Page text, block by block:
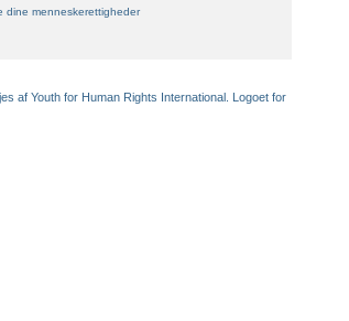
dine menneskerettigheder
af Youth for Human Rights International. Logoet for